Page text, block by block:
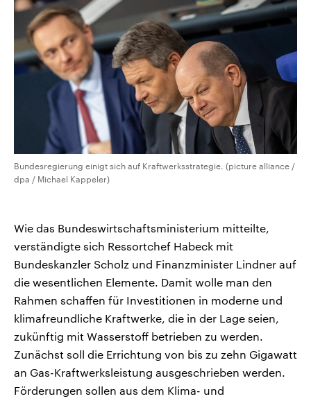
und Kandidaten der anstehenden
Wahl.
Audio-Archiv
Bundesregierung einigt sich auf Kraftwerksstrategie. (picture alliance /
dpa / Michael Kappeler)
Wie das Bundeswirtschaftsministerium mitteilte,
verständigte sich Ressortchef Habeck mit
Bundeskanzler Scholz und Finanzminister Lindner auf
die wesentlichen Elemente. Damit wolle man den
Rahmen schaffen für Investitionen in moderne und
klimafreundliche Kraftwerke, die in der Lage seien,
zukünftig mit Wasserstoff betrieben zu werden.
Zunächst soll die Errichtung von bis zu zehn Gigawatt
an Gas-Kraftwerksleistung ausgeschrieben werden.
Förderungen sollen aus dem Klima- und